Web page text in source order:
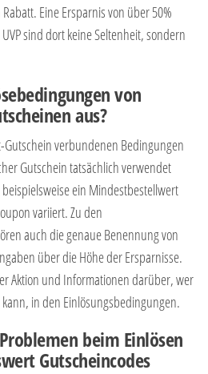
Eine Ersparnis von über 50%
sind dort keine Seltenheit, sondern
von
aus?
verbundenen Bedingungen
Gutschein tatsächlich verwendet
ein Mindestbestellwert
variiert. Zu den
auch die genaue Benennung von
über die Höhe der Ersparnisse.
Aktion und Informationen darüber, wer
in den Einlösungsbedingungen.
beim Einlösen
Gutscheincodes